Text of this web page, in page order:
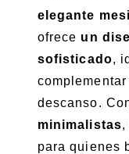
elegante
ofrece un
sofisticado,
descanso.
minimalistas,
para quienes